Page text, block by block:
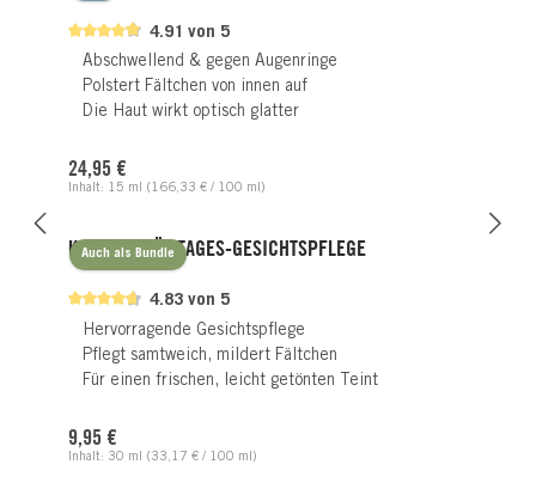
4.91 von 5
Abschwellend & gegen Augenringe
Polstert Fältchen von innen auf
Die Haut wirkt optisch glatter
Inhalt: 15 ml (166,33 € / 100 ml)
24,95 €
Auch als Bundle
4.83 von 5
KAROTTEN-ÖL TAGES-GESICHTSPFLEGE
Hervorragende Gesichtspflege
Pflegt samtweich, mildert Fältchen
Für einen frischen, leicht getönten Teint
Inhalt: 30 ml (33,17 € / 100 ml)
9,95 €